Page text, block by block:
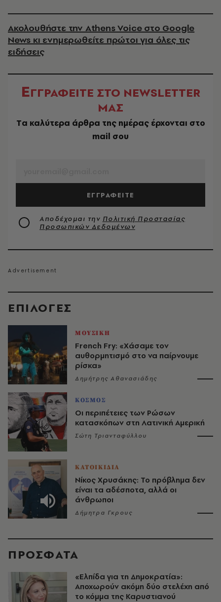
EΠΙΛΟΓΈΣ
ΜΟΥΣΙΚΗ
French Fry: «Χάσαμε τον
αυθορμητισμό στο να παίρνουμε
ρίσκα»
Δημήτρης Αθανασιάδης
ΚΟΣΜΟΣ
Οι περιπέτειες των Ρώσων
κατασκόπων στη Λατινική Αμερική
Σώτη Τριανταφύλλου
ΚΑΤΟΙΚΙΔΙΑ
Νίκος Χρυσάκης: Το πρόβλημα δεν
είναι τα αδέσποτα, αλλά οι
άνθρωποι
Δήμητρα Γκρους
Ακολουθήστε την Athens Voice στο Google
News κι ενημερωθείτε πρώτοι για όλες τις
ειδήσεις
ΕΓΓΡΑΦΕΙΤΕ ΣΤΟ NEWSLETTER
ΜΑΣ
Tα καλύτερα άρθρα της ημέρας έρχονται στο
mail σου
ΕΓΓΡΑΦΕΙΤΕ
Αποδέχομαι την Πολιτική Προστασίας
Προσωπικών Δεδομένων
ΠΡΟΣΦΑΤΑ
«Ελπίδα για τη Δημοκρατία»:
Αποχωρούν ακόμη δύο στελέχη από
το κόμμα της Καρυστιανού